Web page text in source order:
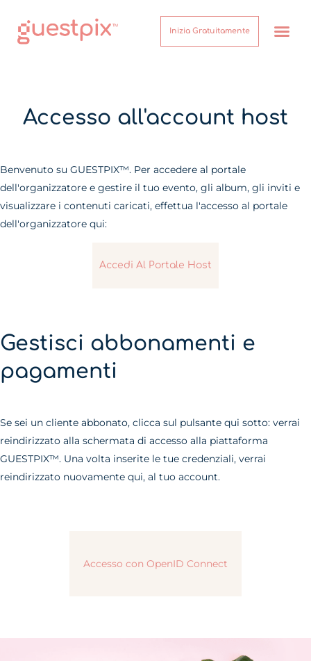
Inizia Gratuitamente
Accesso all'account host
Benvenuto su GUESTPIX™. Per accedere al portale
dell'organizzatore e gestire il tuo evento, gli album, gli inviti e
visualizzare i contenuti caricati, effettua l'accesso al portale
dell'organizzatore qui:
Accedi Al Portale Host
Gestisci abbonamenti e
pagamenti
Se sei un cliente abbonato, clicca sul pulsante qui sotto: verrai
reindirizzato alla schermata di accesso alla piattaforma
GUESTPIX™. Una volta inserite le tue credenziali, verrai
reindirizzato nuovamente qui, al tuo account.
Accesso con OpenID Connect